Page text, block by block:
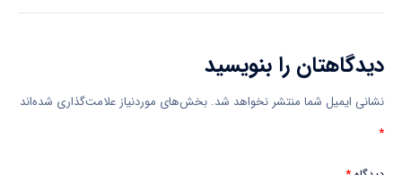
دیدگاهتان را بنویسید
نشانی ایمیل شما منتشر نخواهد شد. بخش‌های موردنیاز علامت‌گذاری شده‌اند
*